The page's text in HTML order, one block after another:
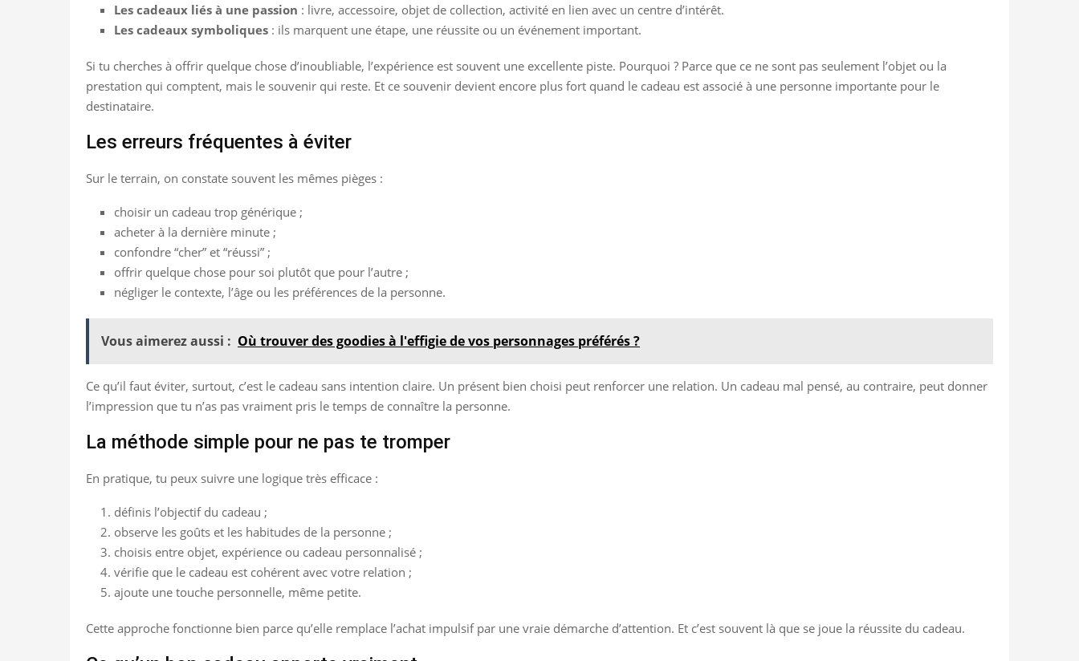
Les cadeaux liés à une passion : livre, accessoire, objet de collection, activité en lien avec un centre d’intérêt.
Les cadeaux symboliques : ils marquent une étape, une réussite ou un événement important.
Si tu cherches à offrir quelque chose d’inoubliable, l’expérience est souvent une excellente piste. Pourquoi ? Parce que ce ne sont pas seulement l’objet ou la
prestation qui comptent, mais le souvenir qui reste. Et ce souvenir devient encore plus fort quand le cadeau est associé à une personne importante pour le
destinataire.
Les erreurs fréquentes à éviter
Sur le terrain, on constate souvent les mêmes pièges :
choisir un cadeau trop générique ;
acheter à la dernière minute ;
confondre “cher” et “réussi” ;
offrir quelque chose pour soi plutôt que pour l’autre ;
négliger le contexte, l’âge ou les préférences de la personne.
Vous aimerez aussi : Où trouver des goodies à l'effigie de vos personnages préférés ?
Ce qu’il faut éviter, surtout, c’est le cadeau sans intention claire. Un présent bien choisi peut renforcer une relation. Un cadeau mal pensé, au contraire, peut donner
l’impression que tu n’as pas vraiment pris le temps de connaître la personne.
La méthode simple pour ne pas te tromper
En pratique, tu peux suivre une logique très efficace :
définis l’objectif du cadeau ;
observe les goûts et les habitudes de la personne ;
choisis entre objet, expérience ou cadeau personnalisé ;
vérifie que le cadeau est cohérent avec votre relation ;
ajoute une touche personnelle, même petite.
Cette approche fonctionne bien parce qu’elle remplace l’achat impulsif par une vraie démarche d’attention. Et c’est souvent là que se joue la réussite du cadeau.